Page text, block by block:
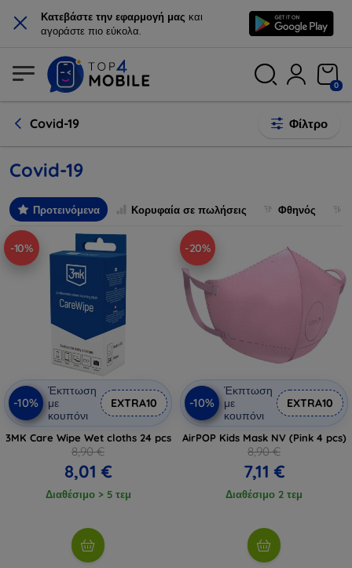
× Κατεβάστε την εφαρμογή μας και
αγοράστε πιο εύκολα.
0
Covid-19 Φίλτρο
Covid-19
Προτεινόμενα Κορυφαία σε πωλήσεις Φθηνός
-10%
-10%
Έκπτωση
με
κουπόνι
EXTRA10
3MK Care Wipe Wet cloths 24 pcs
8,90 €
8,01 €
Διαθέσιμο > 5 τεμ
-20%
-10%
Έκπτωση
με
κουπόνι
EXTRA10
AirPOP Kids Mask NV (Pink 4 pcs)
8,90 €
7,11 €
Διαθέσιμο 2 τεμ